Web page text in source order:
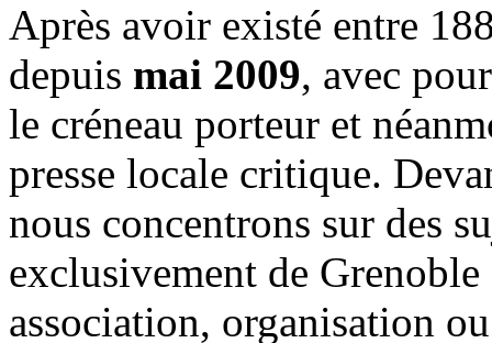
Après avoir existé entre
depuis mai 2009, avec
le créneau porteur et
presse locale critique.
nous concentrons sur des
exclusivement de
association, organisation